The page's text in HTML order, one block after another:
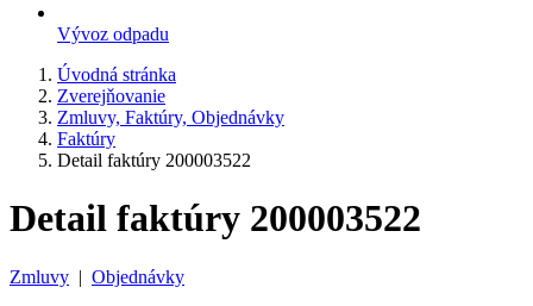
Vývoz odpadu
Úvodná stránka
Zverejňovanie
Zmluvy, Faktúry, Objednávky
Faktúry
Detail faktúry 200003522
Detail faktúry 200003522
Zmluvy | Objednávky